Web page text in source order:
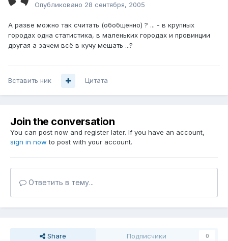
Опубликовано 28 сентября, 2005
А разве можно так считать (обобщенно) ? ... - в крупных
городах одна статистика, в маленьких городах и провинции
другая а зачем всё в кучу мешать ...?
Вставить ник Цитата
Join the conversation
You can post now and register later. If you have an account,
sign in now to post with your account.
Ответить в тему...
Share Подписчики 0